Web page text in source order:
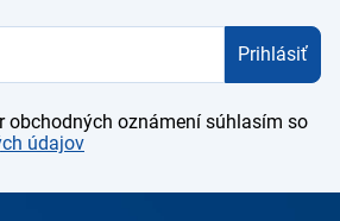
Prihlásiť
obchodných oznámení súhlasím so
údajov